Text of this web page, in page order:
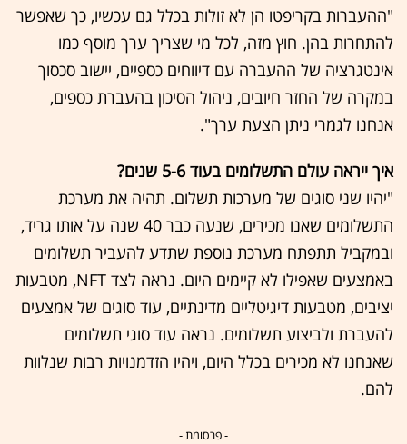
"ההעברות בקריפטו הן לא זולות בכלל גם עכשיו, כך שאפשר
להתחרות בהן. חוץ מזה, לכל מי שצריך ערך מוסף כמו
אינטגרציה של ההעברה עם דיווחים כספיים, יישוב סכסוך
במקרה של החזר חיובים, ניהול הסיכון בהעברת כספים,
אנחנו לגמרי ניתן הצעת ערך".
איך ייראה עולם התשלומים בעוד 5-6 שנים?
"יהיו שני סוגים של מערכות תשלום. תהיה את מערכת
התשלומים שאנו מכירים, שנעה כבר 40 שנה על אותו גריד,
ובמקביל תתפתח מערכת נוספת שתדע להעביר תשלומים
באמצעים שאפילו לא קיימים היום. נראה לצד NFT, מטבעות
יציבים, מטבעות דיגיטליים מדינתיים, עוד סוגים של אמצעים
להעברת ולביצוע תשלומים. נראה עוד סוגי תשלומים
שאנחנו לא מכירים בכלל היום, ויהיו הזדמנויות רבות שנלוות
להם.
- פרסומת -